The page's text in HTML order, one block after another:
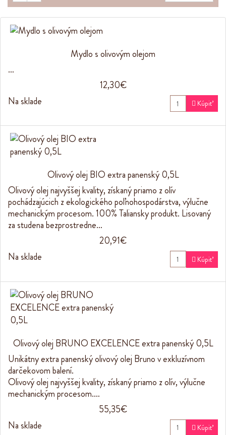
Mydlo s olivovým olejom
…
12,30€
Na sklade
 Kúpiť
Olivový olej BIO extra panenský 0,5L
Olivový olej najvyššej kvality, získaný priamo z olív
pochádzajúcich z ekologického poľnohospodárstva, výlučne
mechanickým procesom. 100% Taliansky produkt. Lisovaný
za studena bezprostredne…
20,91€
Na sklade
 Kúpiť
Olivový olej BRUNO EXCELENCE extra panenský 0,5L
Unikátny extra panenský olivový olej Bruno v exkluzívnom
darčekovom balení.
Olivový olej najvyššej kvality, získaný priamo z olív, výlučne
mechanickým procesom.…
55,35€
Na sklade
 Kúpiť